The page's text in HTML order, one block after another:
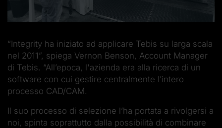
“Integrity ha iniziato ad applicare Tebis su larga scala
nel 2011”, spiega Vernon Benson, Account Manager
di Tebis. “All’epoca, l'azienda era alla ricerca di un
software con cui gestire centralmente l’intero
processo CAD/CAM.
Il suo processo di selezione l’ha portata a rivolgersi a
noi, spinta soprattutto dalla possibilità di combinare